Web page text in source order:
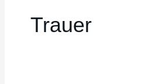
Trauer